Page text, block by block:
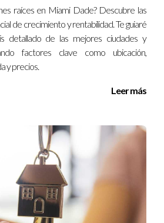
Agente
y profesional, Carolina se
a sus clientes a encontrar
residenciales y
vibrante área de Miami Dade.
o para contactarla
puedes llamarla
raíces en Miami Dade? Descubre las
de crecimiento y rentabilidad. Te guiaré
detallado de las mejores ciudades y
factores clave como ubicación,
y precios.
Leer más